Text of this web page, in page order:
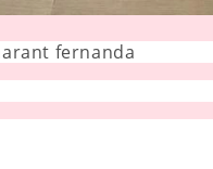
fernanda